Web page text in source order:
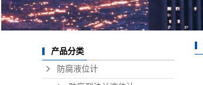
产品分类
防腐液位计